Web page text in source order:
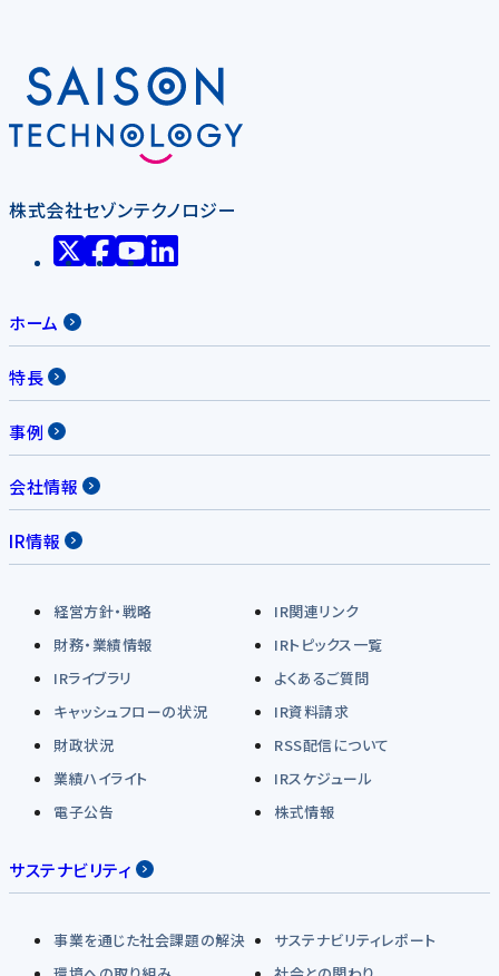
株式会社セゾンテクノロジー
ホーム
特長
事例
会社情報
IR情報
経営方針・戦略
IR関連リンク
財務・業績情報
IRトピックス一覧
IRライブラリ
よくあるご質問
キャッシュフローの状況
IR資料請求
財政状況
RSS配信について
業績ハイライト
IRスケジュール
電子公告
株式情報
サステナビリティ
事業を通じた社会課題の解決
サステナビリティレポート